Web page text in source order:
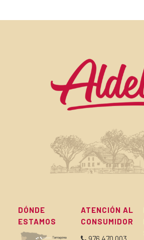
DÓNDE
ESTAMOS
ATENCIÓN AL
CONSUMIDOR